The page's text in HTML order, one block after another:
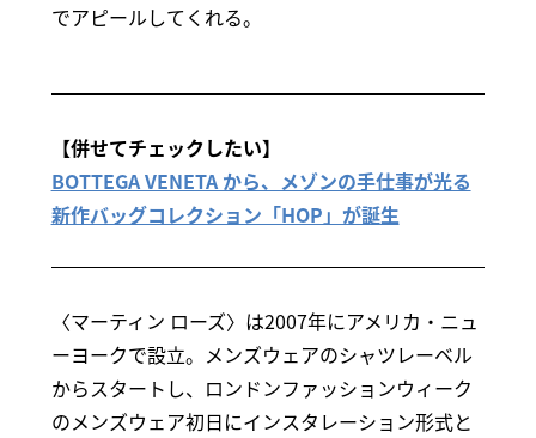
でアピールしてくれる。
【併せてチェックしたい】
BOTTEGA VENETA から、メゾンの手仕事が光る
新作バッグコレクション「HOP」が誕生
〈マーティン ローズ〉は2007年にアメリカ・ニュ
ーヨークで設立。メンズウェアのシャツレーベル
からスタートし、ロンドンファッションウィーク
のメンズウェア初日にインスタレーション形式と